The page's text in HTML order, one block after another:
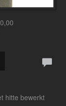
hitte bewerkt